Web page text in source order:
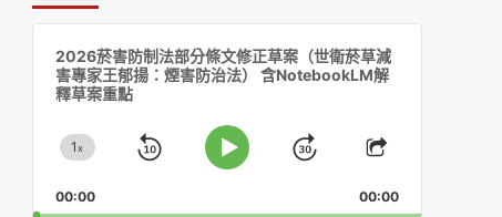
2026菸害防制法部分條文修正草案（世衛菸草減
害專家王郁揚：煙害防治法） 含NotebookLM解
釋草案重點
Change
Rate
1x
Skip Play
Jump
Forward
Share
Episode
00:00 00:00